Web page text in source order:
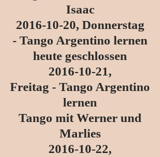
Isaac
2016-10-20, Donnerstag
- Tango Argentino lernen
heute geschlossen
2016-10-21,
Freitag - Tango Argentino
lernen
Tango mit Werner und
Marlies
2016-10-22,